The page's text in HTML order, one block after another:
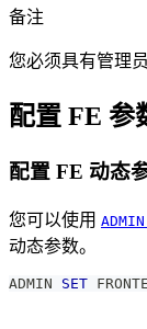
备注
您必须具有管理
配置 FE 参
配置 FE 动态
您可以使用
动态参数。
ADMIN SET